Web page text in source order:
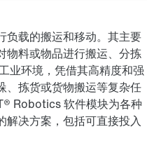
负载的搬运和移动。其主要
物料或物品进行搬运、分拣
业环境，凭借其高精度和强
、拣货或货物搬运等复杂任
Robotics 软件模块为各种
解决方案，包括可直接投入